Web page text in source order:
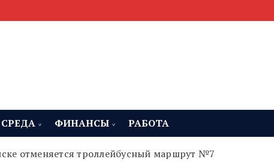
ФИНАНСЫ РАБОТА
отменяется троллейбусный маршрут №7